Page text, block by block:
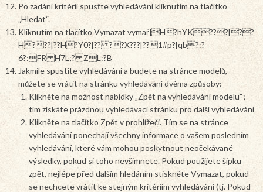
Po zadání kritérií spusťte vyhledávání kliknutím na tlačítko
„Hledat“.
Kliknutím na tlačítko Vymazat vymař]H?hYK???[??
H???[??H?Y0?[?? ??X???[??1#p?[qb?:?
6?:FR H֗7L;? ZL:?B
Jakmile spustíte vyhledávání a budete na stránce modelů,
můžete se vrátit na stránku vyhledávání dvěma způsoby:
Klikněte na možnost nabídky „Zpět na vyhledávání modelu“;
tím získáte prázdnou vyhledávací stránku pro další vyhledávání
Klikněte na tlačítko Zpět v prohlížeči. Tím se na stránce
vyhledávání ponechají všechny informace o vašem posledním
vyhledávání, které vám mohou poskytnout neočekávané
výsledky, pokud si toho nevšimnete. Pokud použijete šipku
zpět, nejlépe před dalším hledáním stiskněte Vymazat, pokud
se nechcete vrátit ke stejným kritériím vyhledávání (tj. Pokud